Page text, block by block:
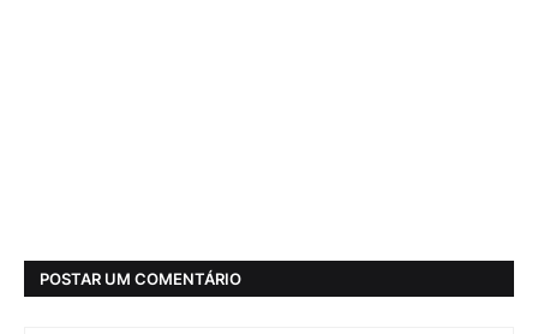
POSTAR UM COMENTÁRIO